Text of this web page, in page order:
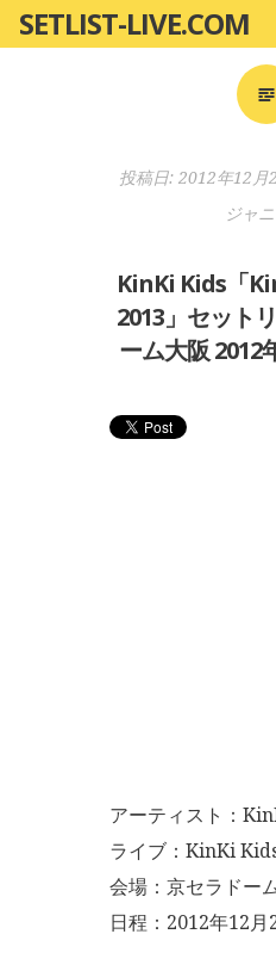
ン
SETLIST-LIVE.COM
投稿日: 2012年12月
ジャ
KinKi Kids「
2013」セット
ーム大阪 2012
アーティスト：
ライブ：KinKi
会場：京セラドー
日程：2012年12月